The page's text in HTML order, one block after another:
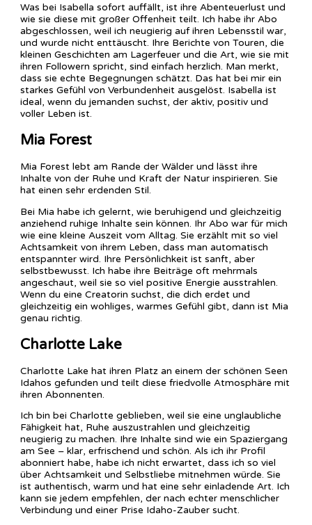
Was bei Isabella sofort auffällt, ist ihre Abenteuerlust und
wie sie diese mit großer Offenheit teilt. Ich habe ihr Abo
abgeschlossen, weil ich neugierig auf ihren Lebensstil war,
und wurde nicht enttäuscht. Ihre Berichte von Touren, die
kleinen Geschichten am Lagerfeuer und die Art, wie sie mit
ihren Followern spricht, sind einfach herzlich. Man merkt,
dass sie echte Begegnungen schätzt. Das hat bei mir ein
starkes Gefühl von Verbundenheit ausgelöst. Isabella ist
ideal, wenn du jemanden suchst, der aktiv, positiv und
voller Leben ist.
Mia Forest
Mia Forest lebt am Rande der Wälder und lässt ihre
Inhalte von der Ruhe und Kraft der Natur inspirieren. Sie
hat einen sehr erdenden Stil.
Bei Mia habe ich gelernt, wie beruhigend und gleichzeitig
anziehend ruhige Inhalte sein können. Ihr Abo war für mich
wie eine kleine Auszeit vom Alltag. Sie erzählt mit so viel
Achtsamkeit von ihrem Leben, dass man automatisch
entspannter wird. Ihre Persönlichkeit ist sanft, aber
selbstbewusst. Ich habe ihre Beiträge oft mehrmals
angeschaut, weil sie so viel positive Energie ausstrahlen.
Wenn du eine Creatorin suchst, die dich erdet und
gleichzeitig ein wohliges, warmes Gefühl gibt, dann ist Mia
genau richtig.
Charlotte Lake
Charlotte Lake hat ihren Platz an einem der schönen Seen
Idahos gefunden und teilt diese friedvolle Atmosphäre mit
ihren Abonnenten.
Ich bin bei Charlotte geblieben, weil sie eine unglaubliche
Fähigkeit hat, Ruhe auszustrahlen und gleichzeitig
neugierig zu machen. Ihre Inhalte sind wie ein Spaziergang
am See – klar, erfrischend und schön. Als ich ihr Profil
abonniert habe, habe ich nicht erwartet, dass ich so viel
über Achtsamkeit und Selbstliebe mitnehmen würde. Sie
ist authentisch, warm und hat eine sehr einladende Art. Ich
kann sie jedem empfehlen, der nach echter menschlicher
Verbindung und einer Prise Idaho-Zauber sucht.